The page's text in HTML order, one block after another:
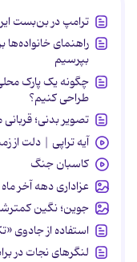
ترامپ در بن‌بست
راهنمای
بپرسیم
چگونه یک پارک
طراحی کنیم؟
تصویر بدنی؛
آیه تراپی | دلت از
کاسبان جنگ
عزاداری دهه آخر
جوین؛ نگین
استفاده از جادوی
لنگرهای نجات در